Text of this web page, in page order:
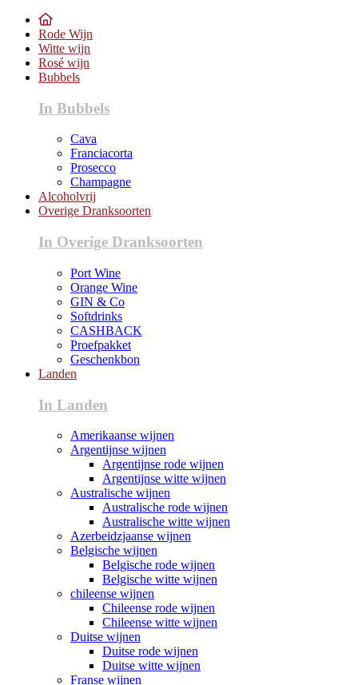
Rode Wijn
Witte wijn
Rosé wijn
Bubbels
In Bubbels
Cava
Franciacorta
Prosecco
Champagne
Alcoholvrij
Overige Dranksoorten
In Overige Dranksoorten
Port Wine
Orange Wine
GIN & Co
Softdrinks
CASHBACK
Proefpakket
Geschenkbon
Landen
In Landen
Amerikaanse wijnen
Argentijnse wijnen
Argentijnse rode wijnen
Argentijnse witte wijnen
Australische wijnen
Australische rode wijnen
Australische witte wijnen
Azerbeidzjaanse wijnen
Belgische wijnen
Belgische rode wijnen
Belgische witte wijnen
chileense wijnen
Chileense rode wijnen
Chileense witte wijnen
Duitse wijnen
Duitse rode wijnen
Duitse witte wijnen
Franse wijnen